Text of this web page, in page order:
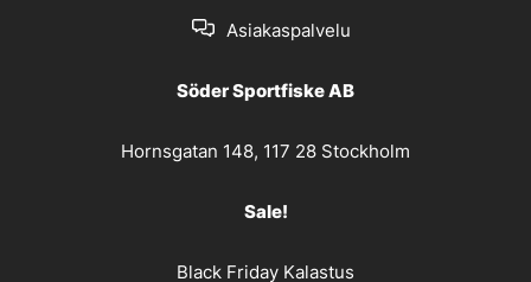
Asiakaspalvelu
Söder Sportfiske AB
Hornsgatan 148, 117 28 Stockholm
Sale!
Black Friday Kalastus